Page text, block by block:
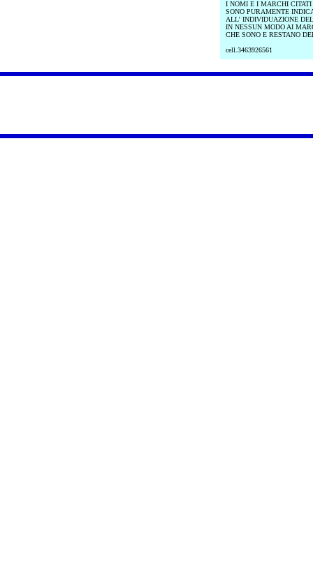
I NOMI E I MARCHI CITATI
SONO PURAMENTE
ALL' INDIVIDUAZIONE
IN NESSUN MODO AI
CHE SONO E RESTANO
cell.3463926561